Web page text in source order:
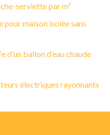
serviette par m²
maison isolée sans
ballon d’eau chaude
électriques rayonnants